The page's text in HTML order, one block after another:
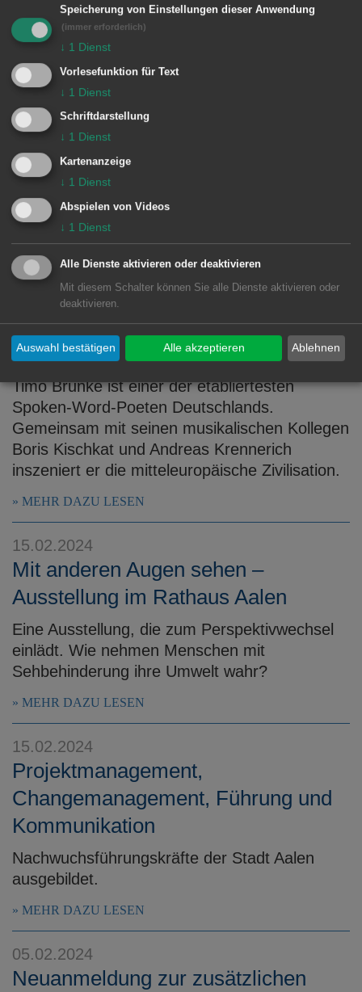
06.03.2024
Neues Bewohnerparkgebiet
Stadtoval - Bewohnerparkausweise
Die Vorarbeiten im Zusammenhang mit der
Einführung von Bewohnerparkausweisen für
die Anwohnerinnen und Anwohner des
Stadtovals (Eugen-Hafner-Straße) sind
weitgehend abgeschlossen. Die notwendigen
Markierungen sind angebracht. Die
Beschilderung folgt. ...
MEHR DAZU LESEN
28.02.2024
Mitteleuropapappelapapp
Timo Brunke ist einer der etabliertesten
Spoken-Word-Poeten Deutschlands.
Gemeinsam mit seinen musikalischen Kollegen
Boris Kischkat und Andreas Krennerich
inszeniert er die mitteleuropäische Zivilisation.
MEHR DAZU LESEN
15.02.2024
Mit anderen Augen sehen –
Ausstellung im Rathaus Aalen
Eine Ausstellung, die zum Perspektivwechsel
einlädt. Wie nehmen Menschen mit
Sehbehinderung ihre Umwelt wahr?
MEHR DAZU LESEN
15.02.2024
Projektmanagement,
Changemanagement, Führung und
Kommunikation
Nachwuchsführungskräfte der Stadt Aalen
ausgebildet.
MEHR DAZU LESEN
05.02.2024
Neuanmeldung zur zusätzlichen
Speicherung von Einstellungen dieser Anwendung
(immer erforderlich)
↓ 1 Dienst
Vorlesefunktion für Text
↓ 1 Dienst
Schriftdarstellung
↓ 1 Dienst
Kartenanzeige
↓ 1 Dienst
Abspielen von Videos
↓ 1 Dienst
Alle Dienste aktivieren oder deaktivieren
Mit diesem Schalter können Sie alle Dienste aktivieren oder
deaktivieren.
Ablehnen
Auswahl bestätigen Alle akzeptieren